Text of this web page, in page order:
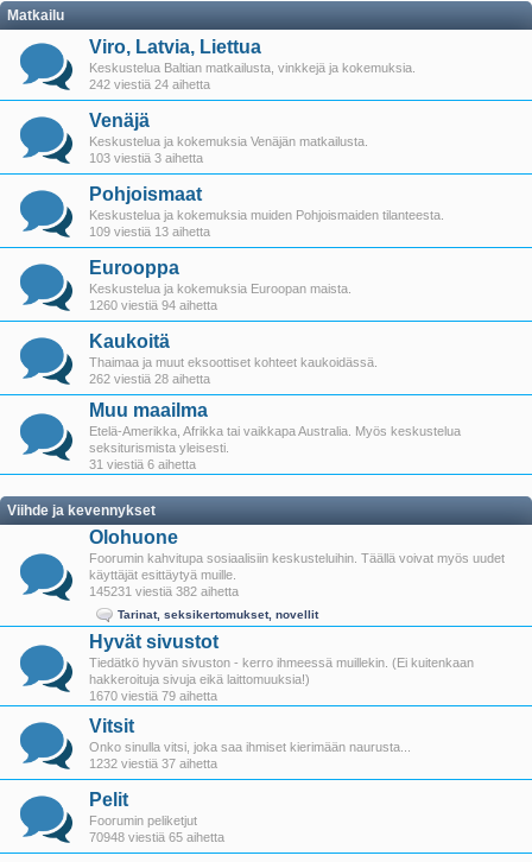
Matkailu
Viro, Latvia, Liettua
Keskustelua Baltian matkailusta, vinkkejä ja kokemuksia.
242 viestiä 24 aihetta
Venäjä
Keskustelua ja kokemuksia Venäjän matkailusta.
103 viestiä 3 aihetta
Pohjoismaat
Keskustelua ja kokemuksia muiden Pohjoismaiden tilanteesta.
109 viestiä 13 aihetta
Eurooppa
Keskustelua ja kokemuksia Euroopan maista.
1260 viestiä 94 aihetta
Kaukoitä
Thaimaa ja muut eksoottiset kohteet kaukoidässä.
262 viestiä 28 aihetta
Muu maailma
Etelä-Amerikka, Afrikka tai vaikkapa Australia. Myös keskustelua
seksiturismista yleisesti.
31 viestiä 6 aihetta
Viihde ja kevennykset
Olohuone
Foorumin kahvitupa sosiaalisiin keskusteluihin. Täällä voivat myös uudet
käyttäjät esittäytyä muille.
145231 viestiä 382 aihetta
Tarinat, seksikertomukset, novellit
Hyvät sivustot
Tiedätkö hyvän sivuston - kerro ihmeessä muillekin. (Ei kuitenkaan
hakkeroituja sivuja eikä laittomuuksia!)
1670 viestiä 79 aihetta
Vitsit
Onko sinulla vitsi, joka saa ihmiset kierimään naurusta...
1232 viestiä 37 aihetta
Pelit
Foorumin peliketjut
70948 viestiä 65 aihetta